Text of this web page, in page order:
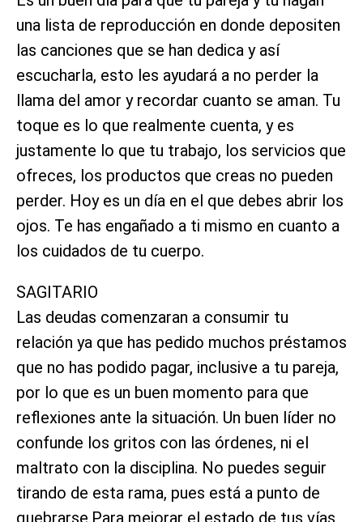
una lista de reproducción en donde depositen
las canciones que se han dedica y así
escucharla, esto les ayudará a no perder la
llama del amor y recordar cuanto se aman. Tu
toque es lo que realmente cuenta, y es
justamente lo que tu trabajo, los servicios que
ofreces, los productos que creas no pueden
perder. Hoy es un día en el que debes abrir los
ojos. Te has engañado a ti mismo en cuanto a
los cuidados de tu cuerpo.
SAGITARIO
Las deudas comenzaran a consumir tu
relación ya que has pedido muchos préstamos
que no has podido pagar, inclusive a tu pareja,
por lo que es un buen momento para que
reflexiones ante la situación. Un buen líder no
confunde los gritos con las órdenes, ni el
maltrato con la disciplina. No puedes seguir
tirando de esta rama, pues está a punto de